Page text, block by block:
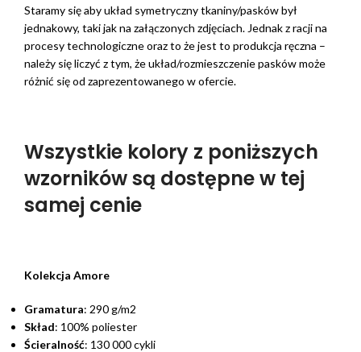
Staramy się aby układ symetryczny tkaniny/pasków był
jednakowy, taki jak na załączonych zdjęciach. Jednak z racji na
procesy technologiczne oraz to że jest to produkcja ręczna –
należy się liczyć z tym, że układ/rozmieszczenie pasków może
różnić się od zaprezentowanego w ofercie.
Wszystkie kolory z poniższych
wzorników są dostępne w tej
samej cenie
Kolekcja Amore
Gramatura: 290 g/m2
Skład: 100% poliester
Ścieralność: 130 000 cykli